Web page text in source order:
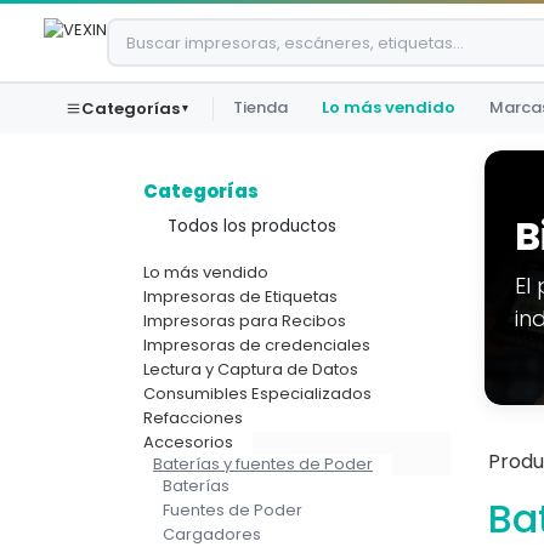
Ir al contenido
Categorías▾ Tienda Lo más vendido
El
Categorías
Todos los productos
Lo más vendido
Impresoras de Etiquetas
Impresoras para Recibos
Impresoras de credenciales
Lectura y Captura de Datos
Consumibles Especializados
Refacciones
Accesorios
Baterías y fuentes de Poder
Baterías
Fuentes de Poder
Cargadores